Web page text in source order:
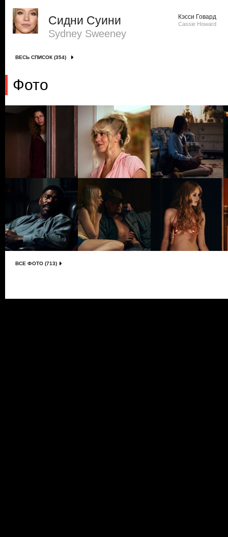
Сидни Суини
Sydney Sweeney
Кэсси Говард
Cassie Howard
ВЕСЬ СПИСОК (354)
Фото
ВСЕ ФОТО (713)